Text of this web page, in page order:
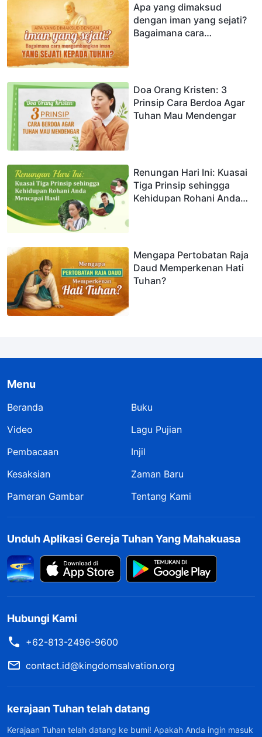
Apa yang dimaksud
dengan iman yang sejati?
Bagaimana cara
Doa Orang Kristen: 3
Prinsip Cara Berdoa Agar
Tuhan Mau Mendengar
Renungan Hari Ini: Kuasai
Tiga Prinsip sehingga
Kehidupan Rohani Anda
Mengapa Pertobatan Raja
Daud Memperkenan Hati
Tuhan?
Menu
Beranda
Buku
Video
Lagu Pujian
Pembacaan
Injil
Kesaksian
Zaman Baru
Pameran Gambar
Tentang Kami
Unduh Aplikasi Gereja Tuhan Yang Mahakuasa
Hubungi Kami
+62-813-2496-9600
contact.id@kingdomsalvation.org
kerajaan Tuhan telah datang
Kerajaan Tuhan telah datang ke bumi! Apakah Anda ingin masuk